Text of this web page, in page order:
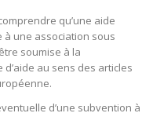
qu’une aide
une association sous
soumise à la
au sens des articles
d’une subvention à